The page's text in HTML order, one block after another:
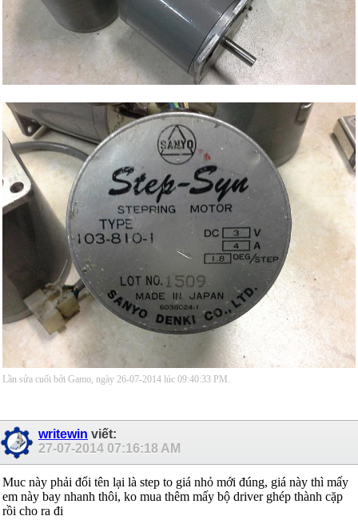
Lần sửa cuối bởi Gamo, ngày 26-07-2014 lúc 09:40:33 PM .
writewin viết:
27-07-2014 07:16:18 AM
Muc này phải đổi tên lại là step to giá nhỏ mới đúng, giá này thì mấy
em này bay nhanh thôi, ko mua thêm mấy bộ driver ghép thành cặp
rồi cho ra đi